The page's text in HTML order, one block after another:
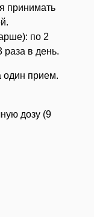
принимать
по 2
раза в день.
один прием.
дозу (9